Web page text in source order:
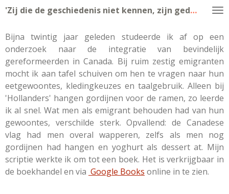
Ga
naar
de
hoofdinhoud
'Zij die de geschiedenis niet kennen, zijn gedoemd deze te herhalen
Bijna twintig jaar geleden studeerde ik af op een
onderzoek naar de integratie van bevindelijk
gereformeerden in Canada. Bij ruim zestig emigranten
mocht ik aan tafel schuiven om hen te vragen naar hun
eetgewoontes, kledingkeuzes en taalgebruik. Alleen bij
'Hollanders' hangen gordijnen voor de ramen, zo leerde
ik al snel. Wat men als emigrant behouden had van hun
gewoontes, verschilde sterk. Opvallend: de Canadese
vlag had men overal wapperen, zelfs als men nog
gordijnen had hangen en yoghurt als dessert at. Mijn
scriptie werkte ik om tot een boek. Het is verkrijgbaar in
de boekhandel en via Google Books online in te zien.